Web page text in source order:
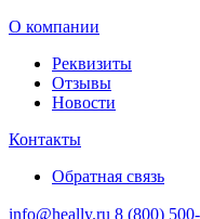
О компании
Реквизиты
Отзывы
Новости
Контакты
Обратная связь
info@heally.ru 8 (800)